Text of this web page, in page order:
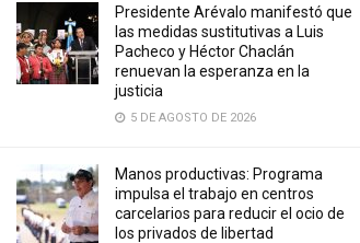
Presidente Arévalo manifestó que
las medidas sustitutivas a Luis
Pacheco y Héctor Chaclán
renuevan la esperanza en la
justicia
5 DE AGOSTO DE 2026
Manos productivas: Programa
impulsa el trabajo en centros
carcelarios para reducir el ocio de
los privados de libertad